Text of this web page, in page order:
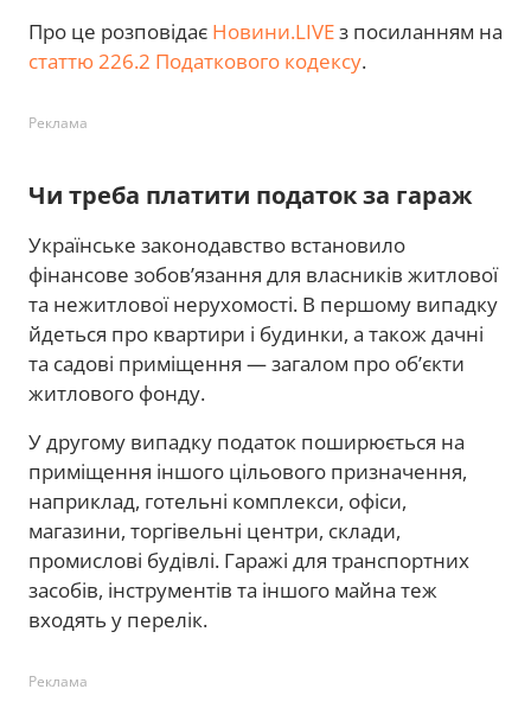
Про це розповідає Новини.LIVEз посиланням на
статтю 226.2 Податкового кодексу.
Реклама
Чи треба платити податок за гараж
Українське законодавство встановило
фінансове зобов’язання для власників житлової
та нежитлової нерухомості. В першому випадку
йдеться про квартири і будинки, а також дачні
та садові приміщення — загалом про об’єкти
житлового фонду.
У другому випадку податок поширюється на
приміщення іншого цільового призначення,
наприклад, готельні комплекси, офіси,
магазини, торгівельні центри, склади,
промислові будівлі. Гаражі для транспортних
засобів, інструментів та іншого майна теж
входять у перелік.
Реклама